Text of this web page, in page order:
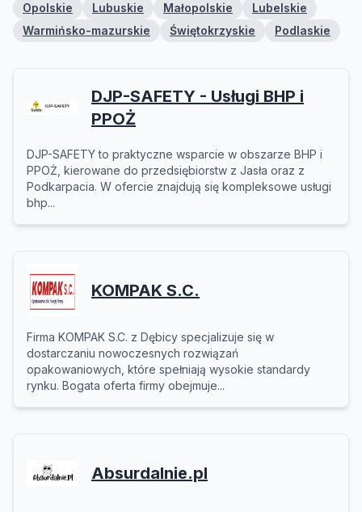
Opolskie
Lubuskie Małopolskie
Lubelskie
Warmińsko-mazurskie
Świętokrzyskie Podlaskie
DJP-SAFETY - Usługi BHP i
PPOŻ
DJP-SAFETY to praktyczne wsparcie w obszarze BHP i
PPOŻ, kierowane do przedsiębiorstw z Jasła oraz z
Podkarpacia. W ofercie znajdują się kompleksowe usługi
bhp...
KOMPAK S.C.
Firma KOMPAK S.C. z Dębicy specjalizuje się w
dostarczaniu nowoczesnych rozwiązań
opakowaniowych, które spełniają wysokie standardy
rynku. Bogata oferta firmy obejmuje...
Absurdalnie.pl